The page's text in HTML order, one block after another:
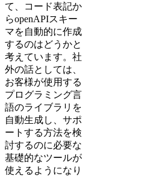
て、コード表記か
らopenAPIスキー
マを自動的に作成
するのはどうかと
考えています。社
外の話としては、
お客様が使用する
プログラミング言
語のライブラリを
自動生成し、サポ
ートする方法を検
討するのに必要な
基礎的なツールが
使えるようになり